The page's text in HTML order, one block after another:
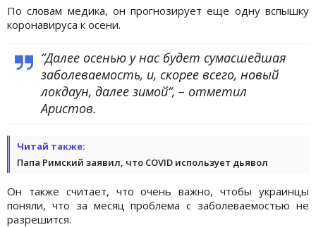
По словам медика, он прогнозирует еще одну вспышку
коронавируса к осени.
“Далее осенью у нас будет сумасшедшая
заболеваемость, и, скорее всего, новый
локдаун, далее зимой“, – отметил
Аристов.
Читай также:
Папа Римский заявил, что COVID использует дьявол
Он также считает, что очень важно, чтобы украинцы
поняли, что за месяц проблема с заболеваемостью не
разрешится.